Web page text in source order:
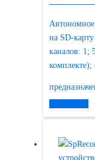
Автономное
на SD-
каналов: 1;